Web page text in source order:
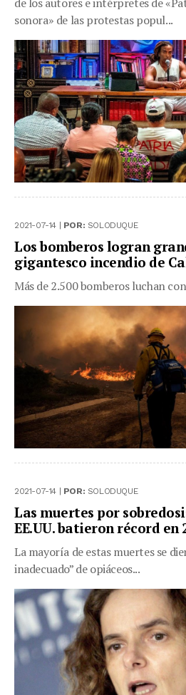
sonora» de las protestas popul...
2021-07-14 | POR: SOLODUQUE
Los bomberos logran
gigantesco incendio de
Más de 2.500 bomberos luchan
2021-07-14 | POR: SOLODUQUE
Las muertes por
EE.UU. batieron récord en
La mayoría de estas muertes se
inadecuado” de opiáceos...